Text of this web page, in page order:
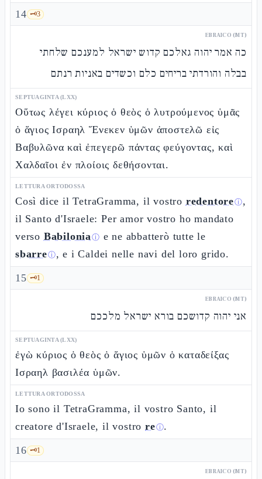
14 🗝️3
EBRAICO (MT)
כה אמר יהוה גאלכם קדוש ישראל למענכם שלחתי
בבלה והורדתי בריחים כלם וכשדים באניות רנתם
SEPTUAGINTA (LXX)
Οὕτως λέγει κύριος ὁ θεὸς ὁ λυτρούμενος ὑμᾶς
ὁ ἅγιος Ισραηλ Ἕνεκεν ὑμῶν ἀποστελῶ εἰς
Βαβυλῶνα καὶ ἐπεγερῶ πάντας φεύγοντας, καὶ
Χαλδαῖοι ἐν πλοίοις δεθήσονται.
LETTURA ORTODOSSA
Così dice il TetraGramma, il vostro redentoreⓘ,
il Santo d'Israele: Per amor vostro ho mandato
verso Babiloniaⓘ e ne abbatterò tutte le
sbarreⓘ, e i Caldei nelle navi del loro grido.
15 🗝️1
EBRAICO (MT)
אני יהוה קדושכם בורא ישראל מלככם
SEPTUAGINTA (LXX)
ἐγὼ κύριος ὁ θεὸς ὁ ἅγιος ὑμῶν ὁ καταδείξας
Ισραηλ βασιλέα ὑμῶν.
LETTURA ORTODOSSA
Io sono il TetraGramma, il vostro Santo, il
creatore d'Israele, il vostroreⓘ.
16 🗝️1
EBRAICO (MT)